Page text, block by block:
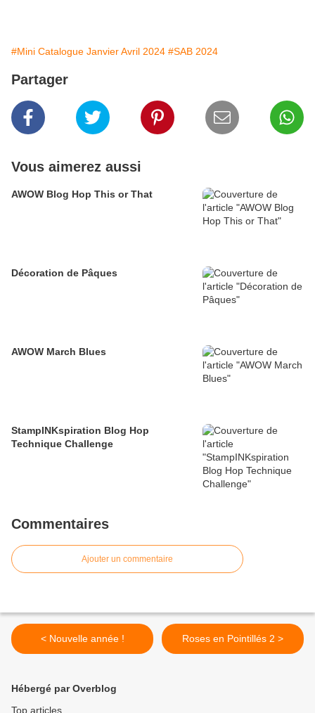
#Mini Catalogue Janvier Avril 2024 #SAB 2024
Partager
Vous aimerez aussi
AWOW Blog Hop This or That
Décoration de Pâques
AWOW March Blues
StampINKspiration Blog Hop
Technique Challenge
Commentaires
Ajouter un commentaire
< Nouvelle année ! Roses en Pointillés 2 >
Hébergé par Overblog
Top articles